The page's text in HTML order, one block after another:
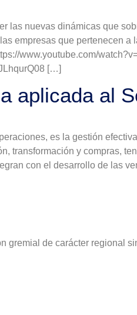
nuevas dinámicas que
empresas que pertenecen
www.youtube.com/
[…]
aplicada al
es la gestión
transformación y compras,
con el desarrollo de las
de carácter regional